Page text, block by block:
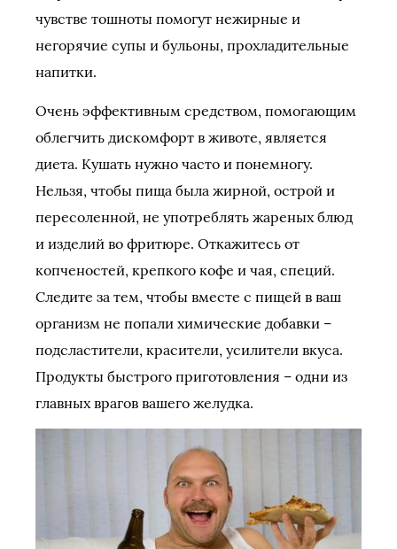
чувстве тошноты помогут нежирные и
негорячие супы и бульоны, прохладительные
напитки.
Очень эффективным средством, помогающим
облегчить дискомфорт в животе, является
диета. Кушать нужно часто и понемногу.
Нельзя, чтобы пища была жирной, острой и
пересоленной, не употреблять жареных блюд
и изделий во фритюре. Откажитесь от
копченостей, крепкого кофе и чая, специй.
Следите за тем, чтобы вместе с пищей в ваш
организм не попали химические добавки –
подсластители, красители, усилители вкуса.
Продукты быстрого приготовления – одни из
главных врагов вашего желудка.